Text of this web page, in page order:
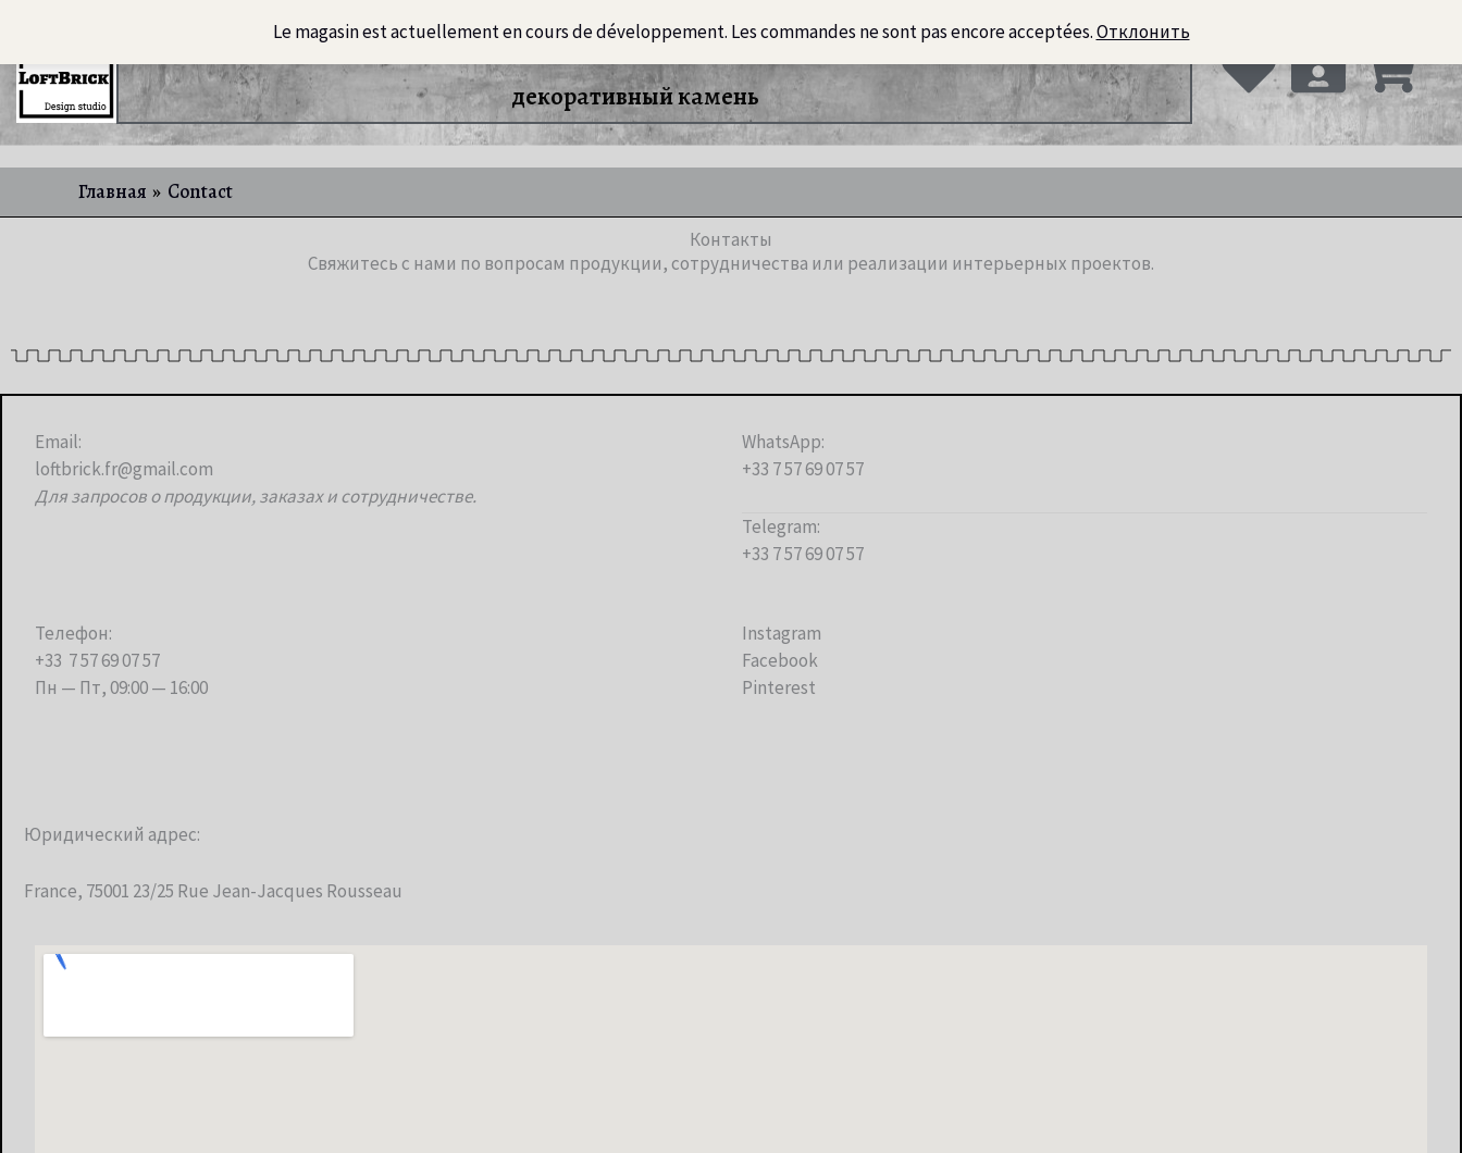
Le magasin est actuellement en cours de développement. Les commandes ne sont pas encore acceptées.Отклонить
содержимому
Освещение ART-Loft Информация Русский
интерьерный кирпич
декоративный камень
Главная Contact
Контакты
Свяжитесь с нами по вопросам продукции, сотрудничества или реализации интерьерных проектов.
Email:
loftbrick.fr@gmail.com
Для запросов о продукции, заказах и сотрудничестве.
WhatsApp:
+33 7 57 69 07 57
Telegram:
+33 7 57 69 07 57
Телефон:
+33 7 57 69 07 57
Пн — Пт, 09:00 — 16:00
Instagram
Facebook
Pinterest
Юридический адрес:
France, 75001 23/25 Rue Jean-Jacques Rousseau